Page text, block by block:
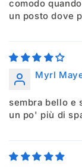
comodo
un posto dove
Myrl
sembra bello e
un po' più di